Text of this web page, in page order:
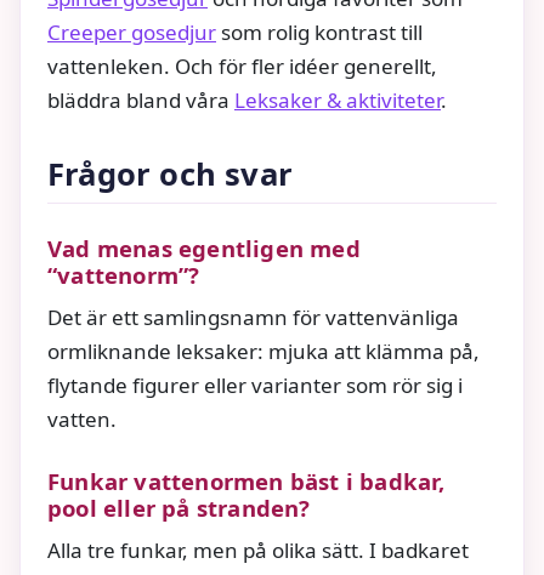
Creeper gosedjur som rolig kontrast till
vattenleken. Och för fler idéer generellt,
bläddra bland våra Leksaker & aktiviteter.
Frågor och svar
Vad menas egentligen med
“vattenorm”?
Det är ett samlingsnamn för vattenvänliga
ormliknande leksaker: mjuka att klämma på,
flytande figurer eller varianter som rör sig i
vatten.
Funkar vattenormen bäst i badkar,
pool eller på stranden?
Alla tre funkar, men på olika sätt. I badkaret